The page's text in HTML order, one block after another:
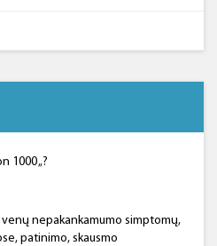
1000 „?
venų nepakankamumo simptomų,
patinimo, skausmo